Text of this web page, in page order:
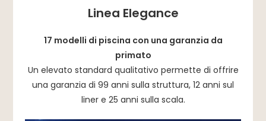
Linea Elegance
17 modelli di piscina con una garanzia da
primato
Un elevato standard qualitativo permette di offrire
una garanzia di 99 anni sulla struttura, 12 anni sul
liner e 25 anni sulla scala.